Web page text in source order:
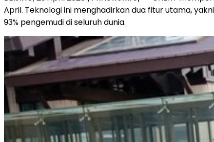
April. Teknologi ini menghadirkan dua fitur utama, yakni
93% pengemudi di seluruh dunia.